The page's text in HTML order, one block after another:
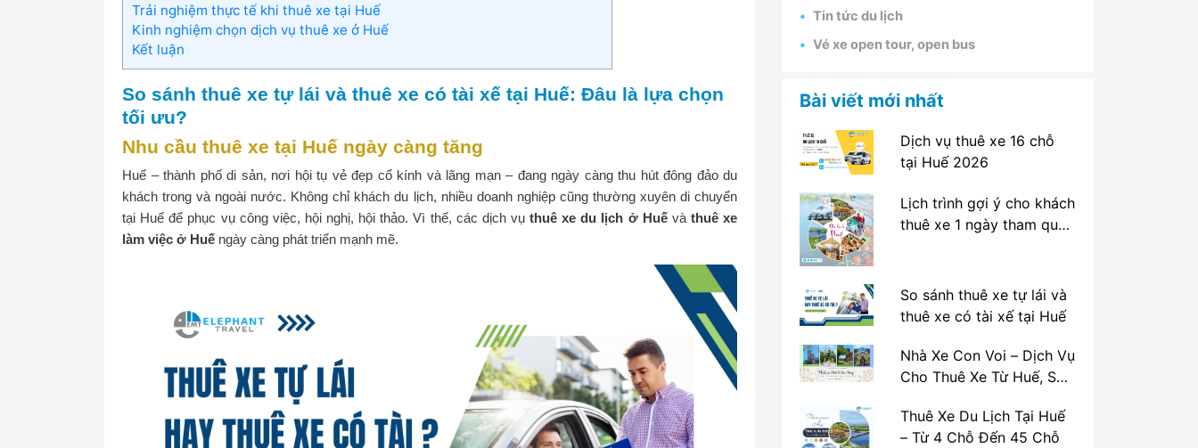
Trải nghiệm thực tế khi thuê xe tại Huế
Kinh nghiệm chọn dịch vụ thuê xe ở Huế
Kết luận
So sánh thuê xe tự lái và thuê xe có tài xế tại Huế: Đâu là lựa chọn
tối ưu?
Nhu cầu thuê xe tại Huế ngày càng tăng
Huế – thành phố di sản, nơi hội tụ vẻ đẹp cổ kính và lãng mạn – đang ngày càng thu hút đông đảo du
khách trong và ngoài nước. Không chỉ khách du lịch, nhiều doanh nghiệp cũng thường xuyên di chuyển
tại Huế để phục vụ công việc, hội nghị, hội thảo. Vì thế, các dịch vụ thuê xe du lịch ở Huếvà thuê xe
làm việc ở Huế ngày càng phát triển mạnh mẽ.
Tin tức du lịch
Vé xe open tour, open bus
Bài viết mới nhất
Dịch vụ thuê xe 16 chỗ
tại Huế 2026
Lịch trình gợi ý cho khách
thuê xe 1 ngày tham quan
So sánh thuê xe tự lái và
thuê xe có tài xế tại Huế
Nhà Xe Con Voi – Dịch Vụ
Cho Thuê Xe Từ Huế, Sân
La Vang
Thuê Xe Du Lịch Tại Huế
– Từ 4 Chỗ Đến 45 Chỗ